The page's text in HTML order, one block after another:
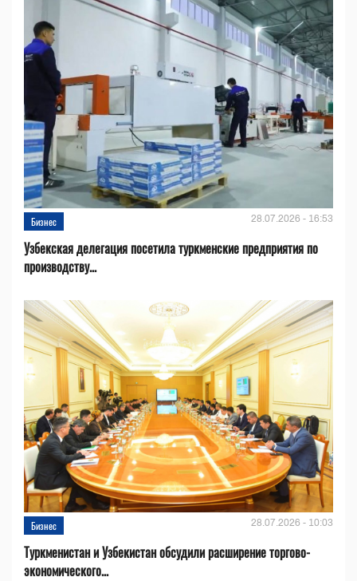
Бизнес 28.07.2026 - 16:53
Узбекская делегация посетила туркменские предприятия по
производству...
Бизнес 28.07.2026 - 10:03
Туркменистан и Узбекистан обсудили расширение торгово-
экономического...